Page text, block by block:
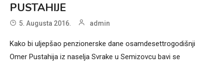
PUSTAHIJE
5. Augusta 2016. admin
Kako bi uljepšao penzionerske dane osamdesettrogodišnji
Omer Pustahija iz naselja Svrake u Semizovcu bavi se